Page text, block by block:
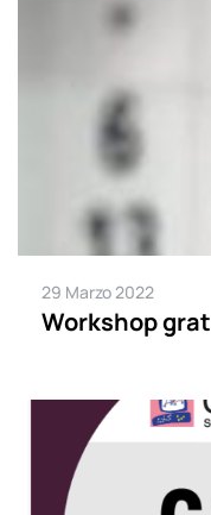
29 Marzo 2022
Workshop